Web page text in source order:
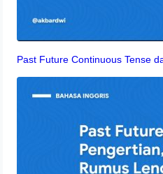
Past Future Continuous Tense